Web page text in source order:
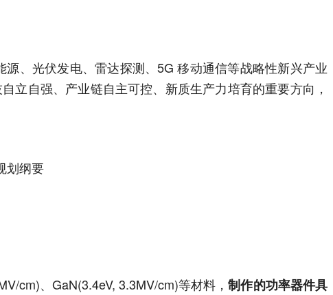
、光伏发电、雷达探测、5G 移动通信等战略性新兴产业
立自强、产业链自主可控、新质生产力培育的重要方向，
划纲要
cm)、GaN(3.4eV, 3.3MV/cm)等材料，制作的功率器件具